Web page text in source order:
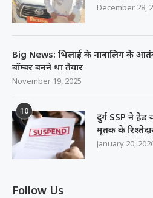
December 28,
Big News: भिलाई के नाबालिग के
बॉम्बर बनने था तैयार
November 19, 2025
10
दुर्ग SSP ने हेड
मृतक के
January 20,
Follow Us